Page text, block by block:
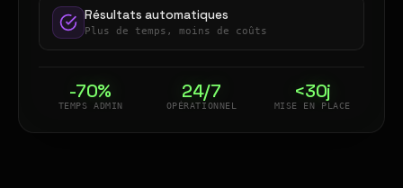
Résultats automatiques
Plus de temps, moins de coûts
-70%
TEMPS ADMIN
24/7
OPÉRATIONNEL
<30j
MISE EN PLACE